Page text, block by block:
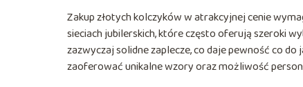
Zakup złotych kolczyków w atrakcyjnej cenie
sieciach jubilerskich, które często oferują szeroki
zazwyczaj solidne zaplecze, co daje pewność co
zaoferować unikalne wzory oraz możliwość